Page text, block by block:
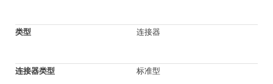
类型 连接器
连接器类型 标准型